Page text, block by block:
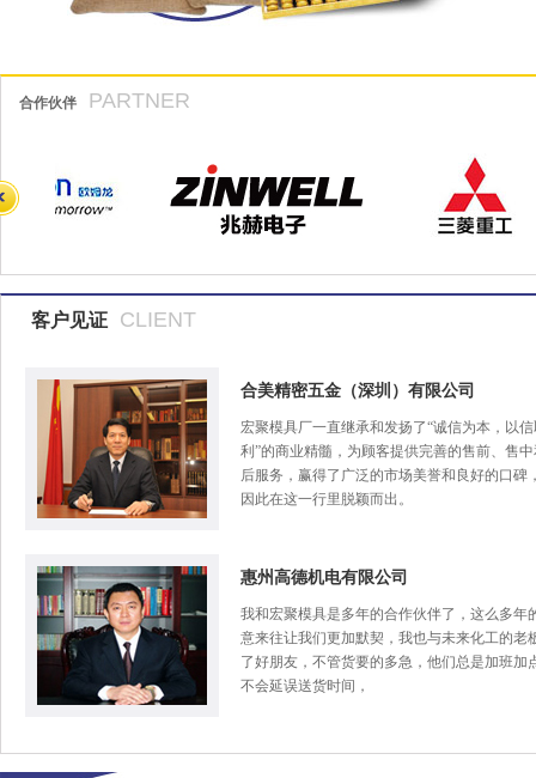
合作伙伴 PARTNER
客户见证 CLIENT
合美精密五金（深圳）有限公司
宏聚模具厂一直继承和发扬了“诚信为本，以信
利”的商业精髓，为顾客提供完善的售前、售
后服务，赢得了广泛的市场美誉和良好的口碑
因此在这一行里脱颖而出。
惠州高德机电有限公司
我和宏聚模具是多年的合作伙伴了，这么多年
意来往让我们更加默契，我也与未来化工的老
了好朋友，不管货要的多急，他们总是加班加
不会延误送货时间，